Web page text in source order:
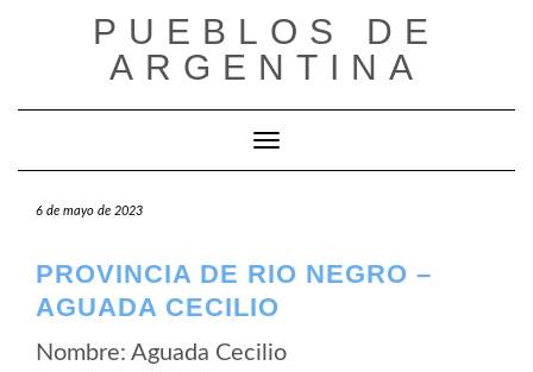
PUEBLOS DE
ARGENTINA
Cambiar modo de navegación
6 de mayo de 2023
PROVINCIA DE RIO NEGRO –
AGUADA CECILIO
Nombre: Aguada Cecilio